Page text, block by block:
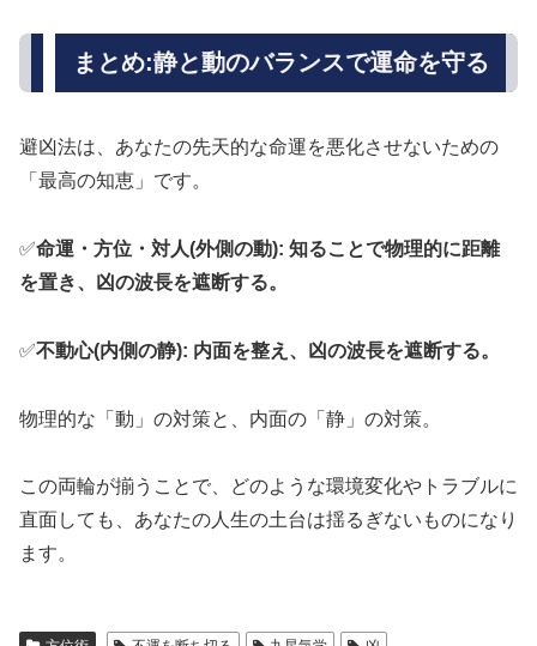
まとめ:静と動のバランスで運命を守る
避凶法は、あなたの先天的な命運を悪化させないための
「最高の知恵」です。
✅命運・方位・対人(外側の動): 知ることで物理的に距離
を置き、凶の波長を遮断する。
✅不動心(内側の静): 内面を整え、凶の波長を遮断する。
物理的な「動」の対策と、内面の「静」の対策。
この両輪が揃うことで、どのような環境変化やトラブルに
直面しても、あなたの人生の土台は揺るぎないものになり
ます。